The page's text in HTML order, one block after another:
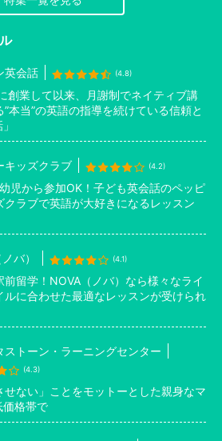
英会話 (4.8)
創業して以来、月謝制でネイティブ講
”本当”の英語の指導を続けている信頼と
キッズクラブ (4.2)
児から参加OK！子ども英会話のペッピ
クラブで英語が大好きになるレッスン
バ） (4.1)
前留学！NOVA（ノバ）なら様々なライ
ルに合わせた最適なレッスンが受けられ
ストーン・ラーニングセンター
(4.3)
せない」ことをモットーとした親身なマ
価格帯で